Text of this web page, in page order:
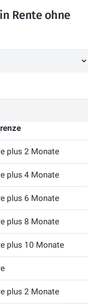
Rente ohne
plus 2 Monate
plus 4 Monate
plus 6 Monate
plus 8 Monate
plus 10 Monate
plus 2 Monate